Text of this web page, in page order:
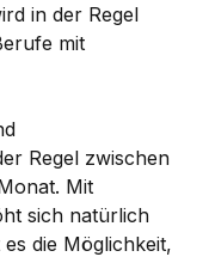
in der Regel
mit
Regel zwischen
Mit
sich natürlich
die Möglichkeit,